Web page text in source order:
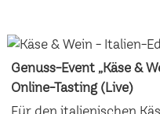
Genuss-Event „Käse &
Online-Tasting (Live)
Für den italienischen